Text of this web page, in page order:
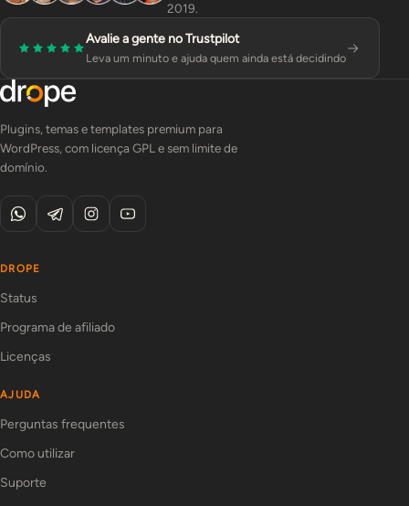
2019.
Avalie a gente no Trustpilot
Leva um minuto e ajuda quem ainda está decidindo
Plugins, temas e templates premium para
WordPress, com licença GPL e sem limite de
domínio.
DROPE
Status
Programa de afiliado
Licenças
AJUDA
Perguntas frequentes
Como utilizar
Suporte